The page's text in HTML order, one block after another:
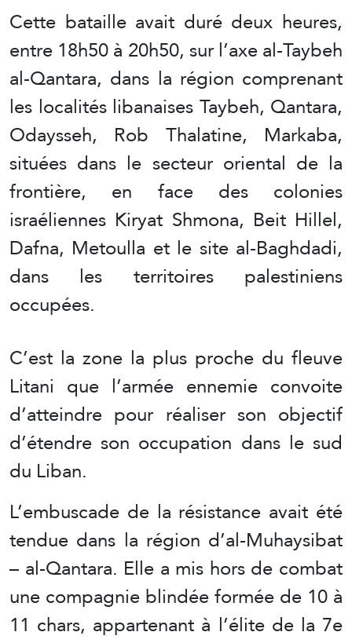
Cette bataille avait duré deux heures,
entre 18h50 à 20h50, sur l’axe al-Taybeh
al-Qantara, dans la région comprenant
les localités libanaises Taybeh, Qantara,
Odaysseh, Rob Thalatine, Markaba,
situées dans le secteur oriental de la
frontière, en face des colonies
israéliennes Kiryat Shmona, Beit Hillel,
Dafna, Metoulla et le site al-Baghdadi,
dans les territoires palestiniens
occupées.
C’est la zone la plus proche du fleuve
Litani que l’armée ennemie convoite
d’atteindre pour réaliser son objectif
d’étendre son occupation dans le sud
du Liban.
L’embuscade de la résistance avait été
tendue dans la région d’al-Muhaysibat
– al-Qantara. Elle a mis hors de combat
une compagnie blindée formée de 10 à
11 chars, appartenant à l’élite de la 7e